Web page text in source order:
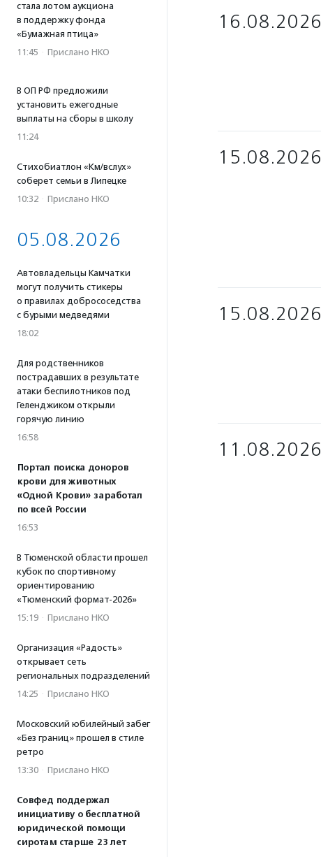
стала лотом аукциона
в поддержку фонда
«Бумажная птица»
11:45 · Прислано НКО
В ОП РФ предложили
установить ежегодные
выплаты на сборы в школу
11:24
Стихобиатлон «Км/вслух»
соберет семьи в Липецке
10:32 · Прислано НКО
05.08.2026
Автовладельцы Камчатки
могут получить стикеры
о правилах добрососедства
с бурыми медведями
18:02
Для родственников
пострадавших в результате
атаки беспилотников под
Геленджиком открыли
горячую линию
16:58
Портал поиска доноров
крови для животных
«Одной Крови» заработал
по всей России
16:53
В Тюменской области прошел
кубок по спортивному
ориентированию
«Тюменский формат-2026»
15:19 · Прислано НКО
Организация «Радость»
открывает сеть
региональных подразделений
14:25 · Прислано НКО
Московский юбилейный забег
«Без границ» прошел в стиле
ретро
13:30 · Прислано НКО
Совфед поддержал
инициативу о бесплатной
юридической помощи
сиротам старше 23 лет
16.08.2026
15.08.2026
15.08.2026
11.08.2026